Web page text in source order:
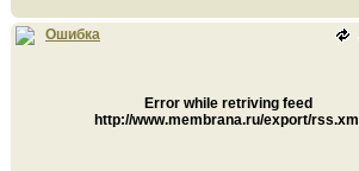
Ошибка
Error while retriving feed
http://www.membrana.ru/export/rss.xml